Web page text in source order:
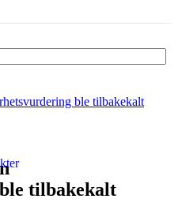
ble tilbakekalt
tilbakekalt